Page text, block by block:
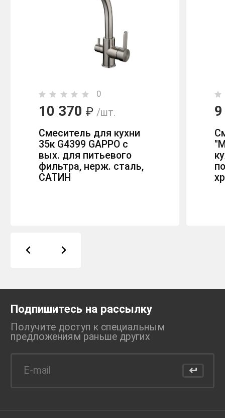
0
10 370 ₽ /шт.
Смеситель для кухни
35к G4399 GAPPO с
вых. для питьевого
фильтра, нерж. сталь,
САТИН
Подпишитесь на рассылку
Получите доступ к специальным
предложениям раньше других